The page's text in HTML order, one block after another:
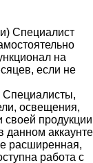
Специалист
на
если не
Специалисты,
освещения,
своей продукции
данном аккаунте
расширенная,
работа с